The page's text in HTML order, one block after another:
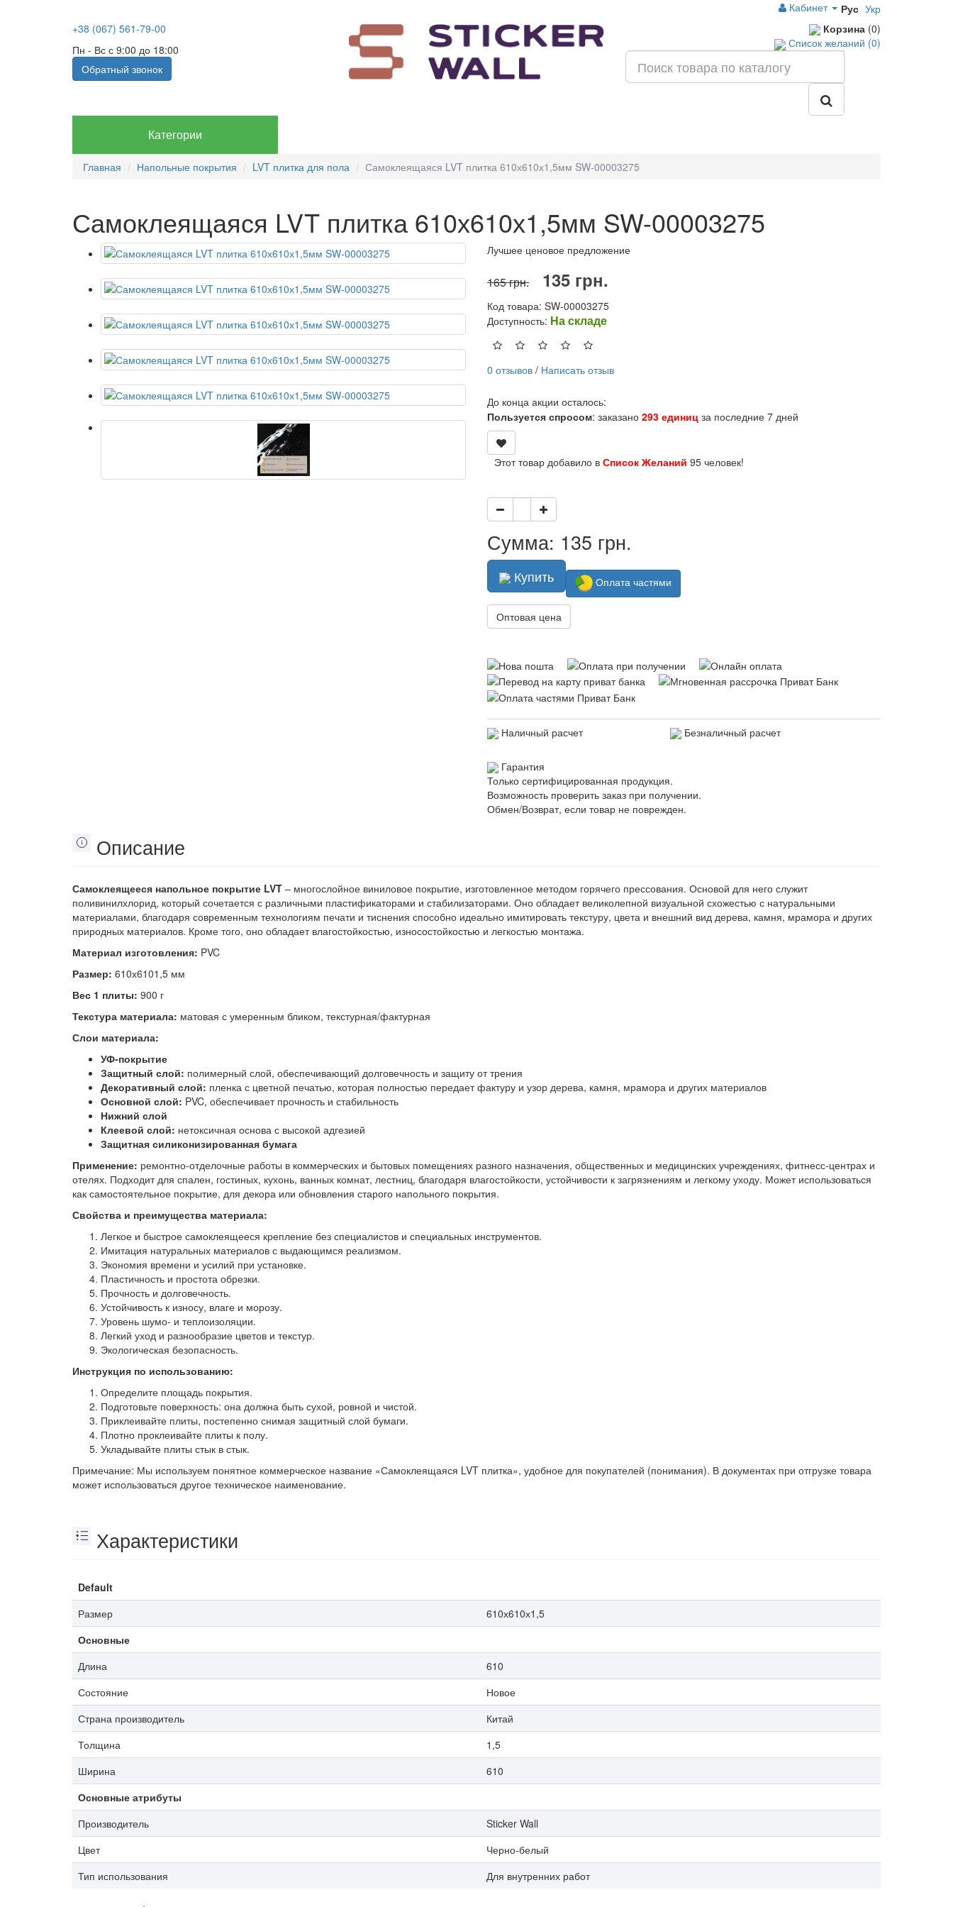
Рус Укр
Кабинет
+38 (067) 561-79-00
Пн - Вс с 9:00 до 18:00
Обратный звонок
Корзина (0)
Список желаний (0)
Категории
Главная Напольные покрытия LVT плитка для пола Самоклеящаяся LVT плитка 610х610х1,5мм SW-00003275
Самоклеящаяся LVT плитка 610х610х1,5мм SW-00003275
Лучшее ценовое предложение
165 грн. 135 грн.
Код товара: SW-00003275
Доступность: На складе
0 отзывов / Написать отзыв
До конца акции осталось:
Пользуется спросом: заказано 293 единиц за последние 7 дней
Этот товар добавило в Список Желаний 95 человек!
Сумма: 135 грн.
Купить Оплата частями
Оптовая цена
Наличный расчет Безналичный расчет
Гарантия
Только сертифицированная продукция.
Возможность проверить заказ при получении.
Обмен/Возврат, если товар не поврежден.
Описание
Самоклеящееся напольное покрытие LVT – многослойное виниловое покрытие, изготовленное методом горячего прессования. Основой для него служит
поливинилхлорид, который сочетается с различными пластификаторами и стабилизаторами. Оно обладает великолепной визуальной схожестью с натуральными
материалами, благодаря современным технологиям печати и тиснения способно идеально имитировать текстуру, цвета и внешний вид дерева, камня, мрамора и других
природных материалов. Кроме того, оно обладает влагостойкостью, износостойкостью и легкостью монтажа.
Материал изготовления: PVC
Размер: 610х6101,5 мм
Вес 1 плиты: 900 г
Текстура материала: матовая с умеренным бликом, текстурная/фактурная
Слои материала:
УФ-покрытие
Защитный слой: полимерный слой, обеспечивающий долговечность и защиту от трения
Декоративный слой: пленка с цветной печатью, которая полностью передает фактуру и узор дерева, камня, мрамора и других материалов
Основной слой: PVC, обеспечивает прочность и стабильность
Нижний слой
Клеевой слой: нетоксичная основа с высокой адгезией
Защитная силиконизированная бумага
Применение: ремонтно-отделочные работы в коммерческих и бытовых помещениях разного назначения, общественных и медицинских учреждениях, фитнесс-центрах и
отелях. Подходит для спален, гостиных, кухонь, ванных комнат, лестниц, благодаря влагостойкости, устойчивости к загрязнениям и легкому уходу. Может использоваться
как самостоятельное покрытие, для декора или обновления старого напольного покрытия.
Свойства и преимущества материала:
Легкое и быстрое самоклеящееся крепление без специалистов и специальных инструментов.
Имитация натуральных материалов с выдающимся реализмом.
Экономия времени и усилий при установке.
Пластичность и простота обрезки.
Прочность и долговечность.
Устойчивость к износу, влаге и морозу.
Уровень шумо- и теплоизоляции.
Легкий уход и разнообразие цветов и текстур.
Экологическая безопасность.
Инструкция по использованию:
Определите площадь покрытия.
Подготовьте поверхность: она должна быть сухой, ровной и чистой.
Приклеивайте плиты, постепенно снимая защитный слой бумаги.
Плотно проклеивайте плиты к полу.
Укладывайте плиты стык в стык.
Примечание: Мы используем понятное коммерческое название «Самоклеящаяся LVT плитка», удобное для покупателей (понимания). В документах при отгрузке товара
может использоваться другое техническое наименование.
Характеристики
Default
Размер
610х610х1,5
Основные
Длина
610
Состояние
Новое
Страна производитель
Китай
Толщина
1,5
Ширина
610
Основные атрибуты
Производитель
Sticker Wall
Цвет
Черно-белый
Тип использования
Для внутренних работ